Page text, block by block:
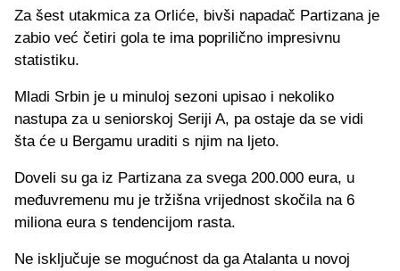
Za šest utakmica za Orliće, bivši napadač Partizana je
zabio već četiri gola te ima poprilično impresivnu
statistiku.
Mladi Srbin je u minuloj sezoni upisao i nekoliko
nastupa za u seniorskoj Seriji A, pa ostaje da se vidi
šta će u Bergamu uraditi s njim na ljeto.
Doveli su ga iz Partizana za svega 200.000 eura, u
međuvremenu mu je tržišna vrijednost skočila na 6
miliona eura s tendencijom rasta.
Ne isključuje se mogućnost da ga Atalanta u novoj